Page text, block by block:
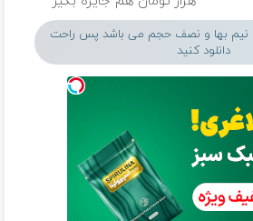
نیم بها و نصف حجم می باشد پس راحت
دانلود کنید